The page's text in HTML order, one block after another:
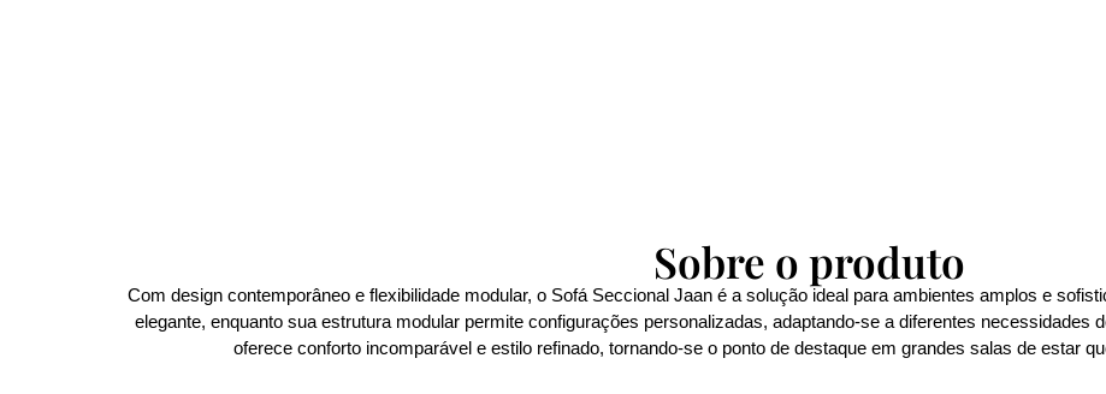
Sobre o produto
Com design contemporâneo e flexibilidade modular, o Sofá Seccional Jaan é a solução ideal para ambientes amplos e
elegante, enquanto sua estrutura modular permite configurações personalizadas, adaptando-se a diferentes necessidades
oferece conforto incomparável e estilo refinado, tornando-se o ponto de destaque em grandes salas de estar